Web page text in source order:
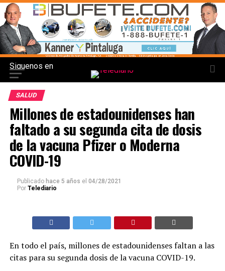
Siguenos en
SALUD
Millones de estadounidenses han
faltado a su segunda cita de dosis
de la vacuna Pfizer o Moderna
COVID-19
Publicado hace 5 años el 04/28/2021
Por Telediario
En todo el país, millones de estadounidenses faltan a las
citas para su segunda dosis de la vacuna COVID-19.